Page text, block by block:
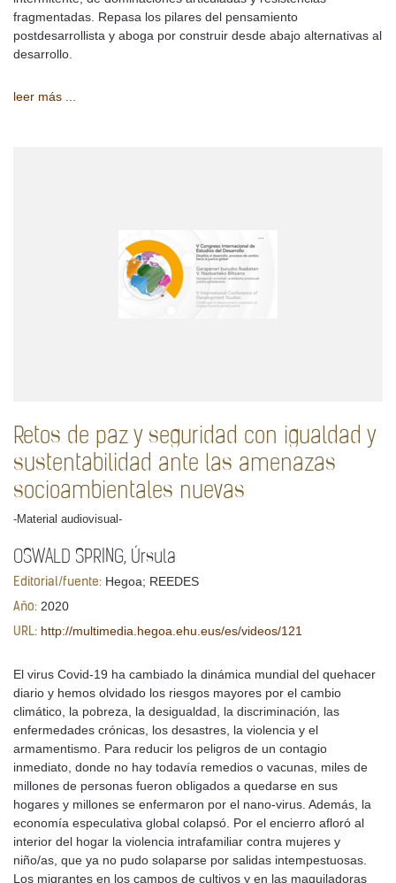
fragmentadas. Repasa los pilares del pensamiento
postdesarrollista y aboga por construir desde abajo alternativas al
desarrollo.
leer más ...
Retos de paz y seguridad con igualdad y
sustentabilidad ante las amenazas
socioambientales nuevas
-Material audiovisual-
OSWALD SPRING, Úrsula
Editorial/fuente: Hegoa; REEDES
Año: 2020
URL: http://multimedia.hegoa.ehu.eus/es/videos/121
El virus Covid-19 ha cambiado la dinámica mundial del quehacer
diario y hemos olvidado los riesgos mayores por el cambio
climático, la pobreza, la desigualdad, la discriminación, las
enfermedades crónicas, los desastres, la violencia y el
armamentismo. Para reducir los peligros de un contagio
inmediato, donde no hay todavía remedios o vacunas, miles de
millones de personas fueron obligados a quedarse en sus
hogares y millones se enfermaron por el nano-virus. Además, la
economía especulativa global colapsó. Por el encierro afloró al
interior del hogar la violencia intrafamiliar contra mujeres y
niño/as, que ya no pudo solaparse por salidas intempestuosas.
Los migrantes en los campos de cultivos y en las maquiladoras